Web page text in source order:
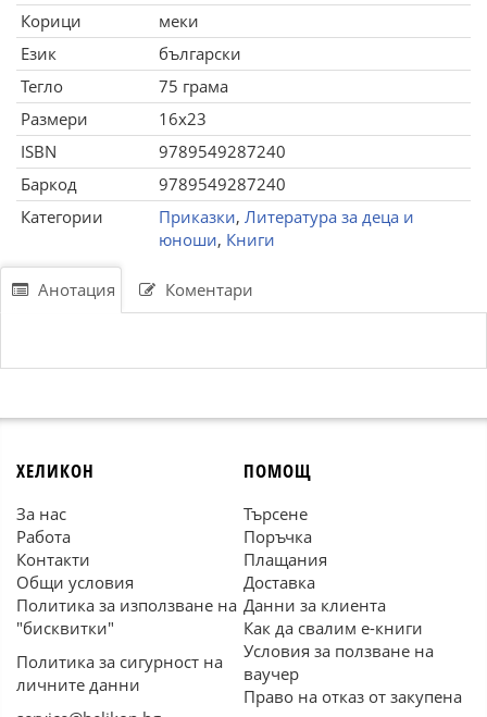
Корици
меки
Език
български
Тегло
75 грама
Размери
16x23
ISBN
9789549287240
Баркод
9789549287240
Категории
Приказки, Литература за деца и
юноши, Книги
Анотация Коментари
ХЕЛИКОН
За нас
Работа
Контакти
Общи условия
Политика за използване на
"бисквитки"
Политика за сигурност на
личните данни
ПОМОЩ
Търсене
Поръчка
Плащания
Доставка
Данни за клиента
Как да свалим е-книги
Условия за ползване на
ваучер
Право на отказ от закупена